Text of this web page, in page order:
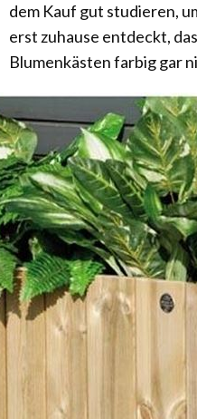
dem Kauf gut studieren,
erst zuhause entdeckt,
Blumenkästen farbig gar